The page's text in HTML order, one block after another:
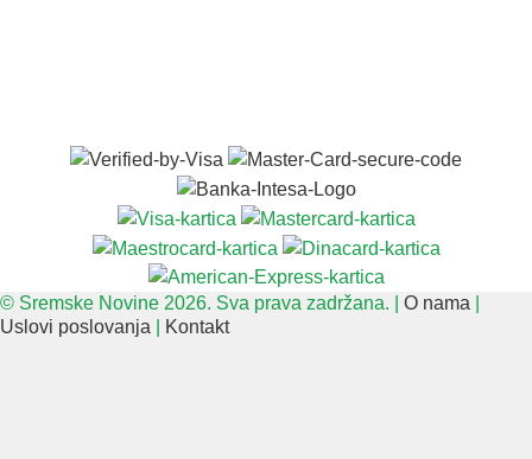
© Sremske Novine 2026. Sva prava zadržana. | O nama
Uslovi poslovanja
Kontakt